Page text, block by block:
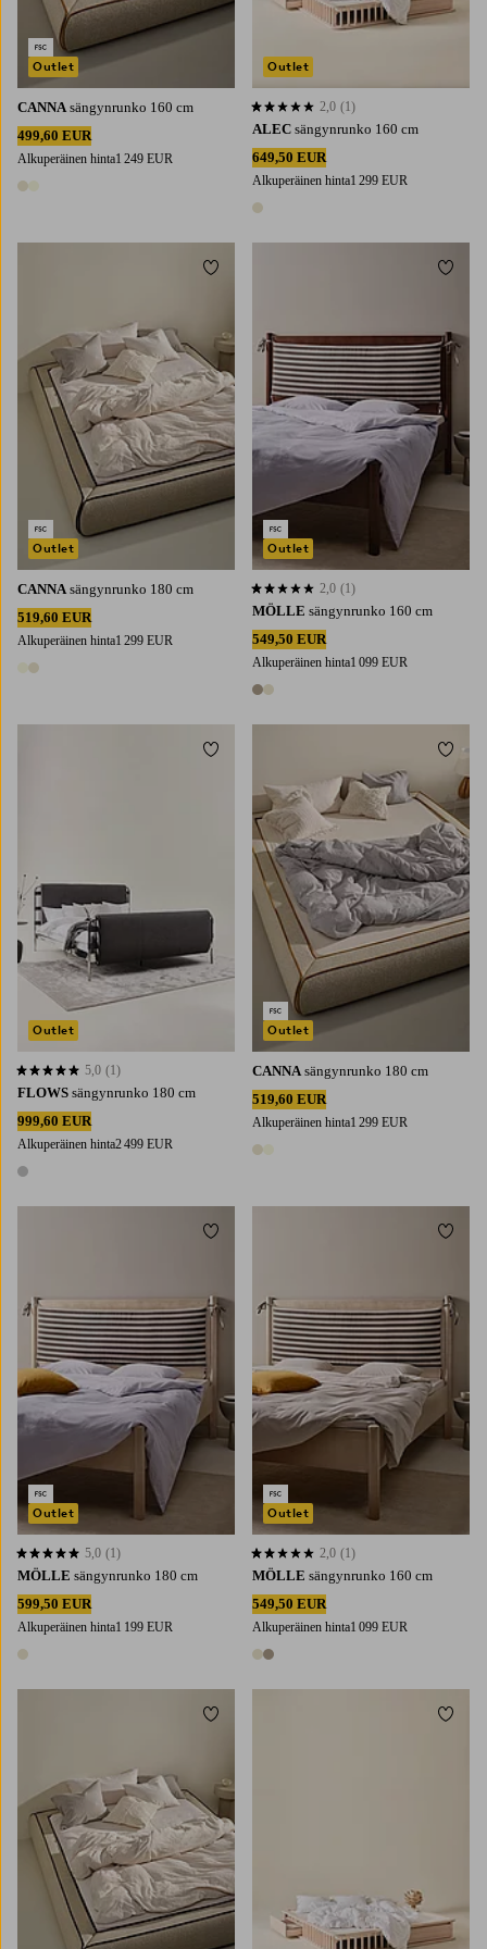
CANNA sängynrunko 160 cm
499,60 EUR
Alkuperäinen hinta1 249 EUR
2 värejä
Outlet
ALEC sängynrunko 160 cm
649,50 EUR
Alkuperäinen hinta1 299 EUR
1 väri
2,0 perustuen 1 arvosanaan
2,0 (1)
Outlet
CANNA sängynrunko 180 cm
519,60 EUR
Alkuperäinen hinta1 299 EUR
2 värejä
Outlet
Lisää suosikkeihin
MÖLLE sängynrunko 160 cm
549,50 EUR
Alkuperäinen hinta1 099 EUR
2 värejä
2,0 perustuen 1 arvosanaan
2,0 (1)
Outlet
Lisää
FLOWS sängynrunko 180 cm
999,60 EUR
Alkuperäinen hinta2 499 EUR
1 väri
5,0 perustuen 1 arvosanaan
5,0 (1)
Outlet
Lisää suosikkeihin
CANNA sängynrunko 180 cm
519,60 EUR
Alkuperäinen hinta1 299 EUR
2 värejä
Outlet
Lisää
MÖLLE sängynrunko 180 cm
599,50 EUR
Alkuperäinen hinta1 199 EUR
1 väri
5,0 perustuen 1 arvosanaan
5,0 (1)
Outlet
Lisää suosikkeihin
MÖLLE sängynrunko 160 cm
549,50 EUR
Alkuperäinen hinta1 099 EUR
2 värejä
2,0 perustuen 1 arvosanaan
2,0 (1)
Outlet
Lisää
Lisää suosikkeihin Lisää